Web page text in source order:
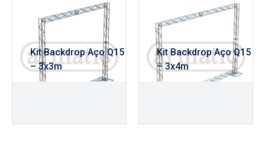
Kit Backdrop Aço Q15
– 3x3m
Kit Backdrop Aço Q15
– 3x4m